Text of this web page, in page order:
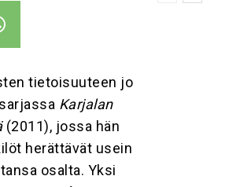
tietoisuuteen jo
Karjalan
(2011), jossa hän
herättävät usein
osalta. Yksi